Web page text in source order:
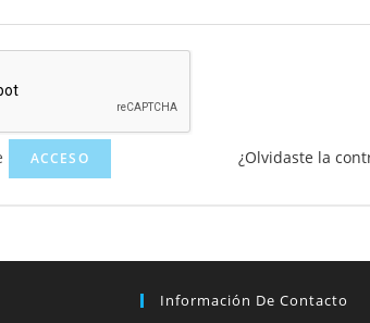
ACCESO ¿Olvidaste la
Información De Contacto